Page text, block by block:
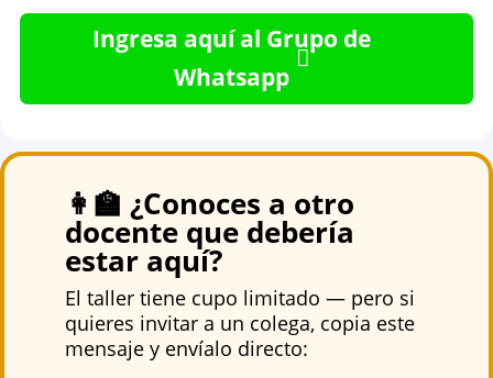
Ingresa aquí al Grupo de
Whatsapp
👩‍🏫 ¿Conoces a otro
docente que debería
estar aquí?
El taller tiene cupo limitado — pero si
quieres invitar a un colega, copia este
mensaje y envíalo directo: